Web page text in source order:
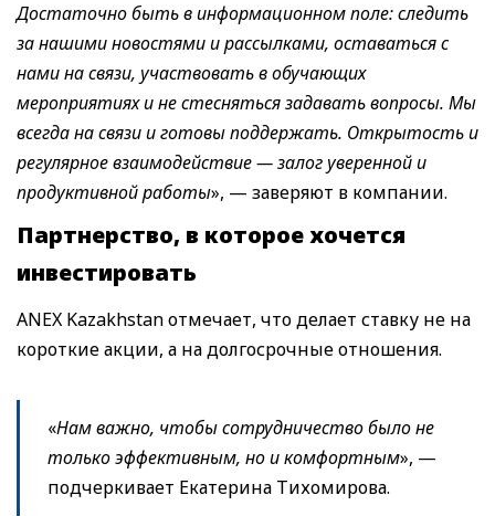
Достаточно быть в информационном поле: следить
за нашими новостями и рассылками, оставаться с
нами на связи, участвовать в обучающих
мероприятиях и не стесняться задавать вопросы. Мы
всегда на связи и готовы поддержать. Открытость и
регулярное взаимодействие — залог уверенной и
продуктивной работы», — заверяют в компании.
Партнерство, в которое хочется
инвестировать
ANEX Kazakhstan отмечает, что делает ставку не на
короткие акции, а на долгосрочные отношения.
«Нам важно, чтобы сотрудничество было не
только эффективным, но и комфортным», —
подчеркивает Екатерина Тихомирова.